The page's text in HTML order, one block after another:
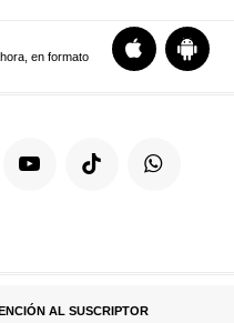
en formato
AL SUSCRIPTOR